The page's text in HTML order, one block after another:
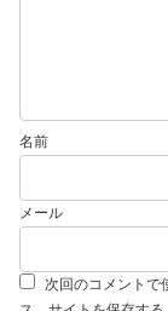
名前
メール
次回のコメントで